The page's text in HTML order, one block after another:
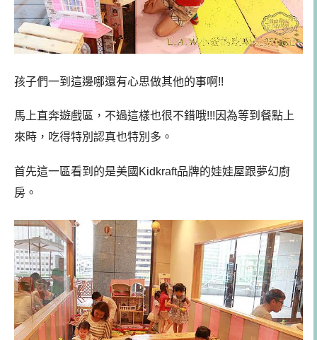
孩子們一到這邊哪還有心思做其他的事啊!!
馬上直奔遊戲區，不過這樣也很不錯哦!!!因為等到餐點上
來時，吃得特別認真也特別多。
首先這一區看到的是美國 Kidkraft品牌的娃娃屋跟夢幻廚
房。